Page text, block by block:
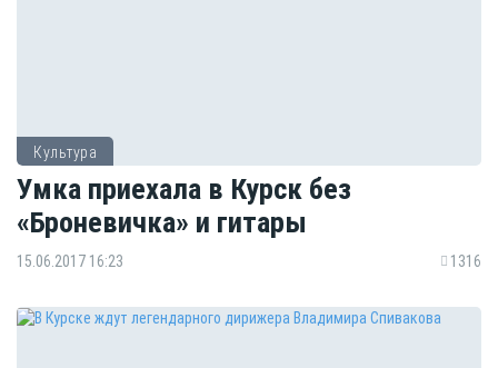
Культура
Умка приехала в Курск без
«Броневичка» и гитары
15.06.2017 16:23 1316